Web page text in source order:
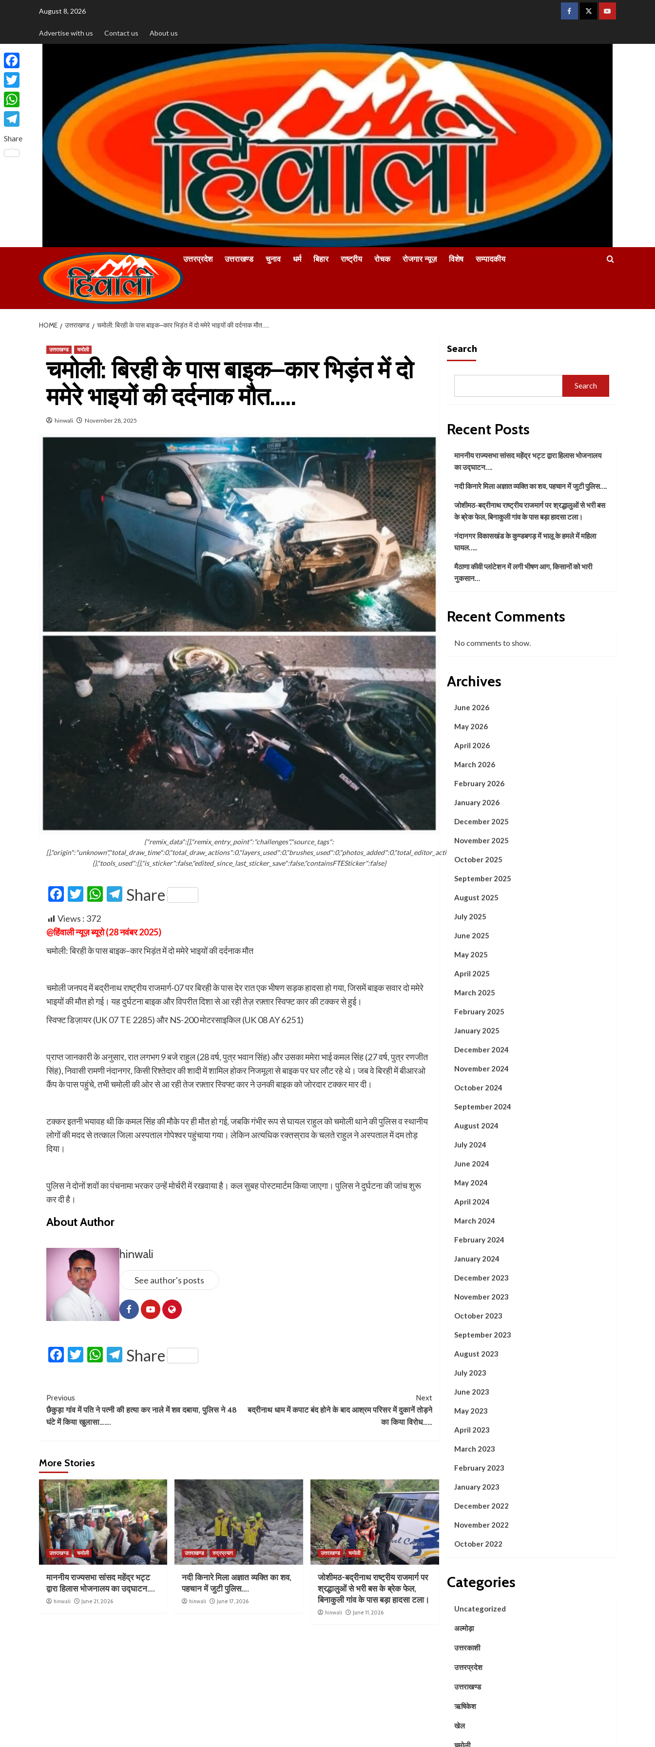
August 8, 2026
Advertise with us Contact us About us
उत्तरप्रदेश उत्तराखण्ड चुनाव धर्म बिहार राष्ट्रीय रोचक रोजगार न्यूज़ विशेष सम्पादकीय
HOME उत्तराखण्ड चमोली: बिरही के पास बाइक–कार भिड़ंत में दो ममेरे भाइयों की दर्दनाक मौत…..
उत्तराखण्ड चमोली
चमोली: बिरही के पास बाइक–कार भिड़ंत में दो
ममेरे भाइयों की दर्दनाक मौत…..
hinwali November 28, 2025
{"remix_data":[],"remix_entry_point":"challenges","source_tags":
[],"origin":"unknown","total_draw_time":0,"total_draw_actions":0,"layers_used":0,"brushes_used":0,"photos_added":0,"total_editor_actions":
{},"tools_used":{},"is_sticker":false,"edited_since_last_sticker_save":false,"containsFTESticker":false}
Facebook
Twitter
WhatsApp
Telegram
Share
Views : 372
@हिंवाली न्यूज़ ब्यूरो (28 नवंबर 2025)
चमोली: बिरही के पास बाइक–कार भिड़ंत में दो ममेरे भाइयों की दर्दनाक मौत
चमोली जनपद में बद्रीनाथ राष्ट्रीय राजमार्ग-07 पर बिरही के पास देर रात एक भीषण सड़क हादसा हो गया, जिसमें बाइक सवार दो ममेरे
भाइयों की मौत हो गई। यह दुर्घटना बाइक और विपरीत दिशा से आ रही तेज़ रफ़्तार स्विफ्ट कार की टक्कर से हुई।
स्विफ्ट डिज़ायर (UK 07 TE 2285) और NS-200 मोटरसाइकिल (UK 08 AY 6251)
प्राप्त जानकारी के अनुसार, रात लगभग 9 बजे राहुल (28 वर्ष, पुत्र भवान सिंह) और उसका ममेरा भाई कमल सिंह (27 वर्ष, पुत्र रणजीत
सिंह), निवासी रामणी नंदानगर, किसी रिश्तेदार की शादी में शामिल होकर निजमूला से बाइक पर घर लौट रहे थे। जब वे बिरही में बीआरओ
कैंप के पास पहुंचे, तभी चमोली की ओर से आ रही तेज रफ़्तार स्विफ्ट कार ने उनकी बाइक को जोरदार टक्कर मार दी।
टक्कर इतनी भयावह थी कि कमल सिंह की मौके पर ही मौत हो गई, जबकि गंभीर रूप से घायल राहुल को चमोली थाने की पुलिस व स्थानीय
लोगों की मदद से तत्काल जिला अस्पताल गोपेश्वर पहुंचाया गया। लेकिन अत्यधिक रक्तस्राव के चलते राहुल ने अस्पताल में दम तोड़
दिया।
पुलिस ने दोनों शवों का पंचनामा भरकर उन्हें मोर्चरी में रखवाया है। कल सुबह पोस्टमार्टम किया जाएगा। पुलिस ने दुर्घटना की जांच शुरू
कर दी है।
About Author
hinwali
See author's posts
Facebook
Twitter
WhatsApp
Telegram
Share
Previous
छैकुड़ा गांव में पति ने पत्नी की हत्या कर नाले में शव दबाया, पुलिस ने 48
घंटे में किया खुलासा…….
Next
बद्रीनाथ धाम में कपाट बंद होने के बाद आश्रम परिसर में दुकानें तोड़ने
का किया विरोध……
More Stories
उत्तराखण्ड चमोली
माननीय राज्यसभा सांसद महेंद्र भट्ट
द्वारा हिलास भोजनालय का उद्घाटन….
hinwali June 21, 2026
उत्तराखण्ड रुद्रप्रयाग
नदी किनारे मिला अज्ञात व्यक्ति का शव,
पहचान में जुटी पुलिस….
hinwali June 17, 2026
उत्तराखण्ड चमोली
जोशीमठ-बद्रीनाथ राष्ट्रीय राजमार्ग पर
श्रद्धालुओं से भरी बस के ब्रेक फेल,
बिनाकुली गांव के पास बड़ा हादसा टला।
hinwali June 11, 2026
Search
Search
Recent Posts
माननीय राज्यसभा सांसद महेंद्र भट्ट द्वारा हिलास भोजनालय
का उद्घाटन….
नदी किनारे मिला अज्ञात व्यक्ति का शव, पहचान में जुटी पुलिस….
जोशीमठ-बद्रीनाथ राष्ट्रीय राजमार्ग पर श्रद्धालुओं से भरी बस
के ब्रेक फेल, बिनाकुली गांव के पास बड़ा हादसा टला।
नंदानगर विकासखंड के कुण्डबगड़ में भालू के हमले में महिला
घायल…..
मैठाणा कीवी प्लांटेशन में लगी भीषण आग, किसानों को भारी
नुकसान…
Recent Comments
No comments to show.
Archives
June 2026
May 2026
April 2026
March 2026
February 2026
January 2026
December 2025
November 2025
October 2025
September 2025
August 2025
July 2025
June 2025
May 2025
April 2025
March 2025
February 2025
January 2025
December 2024
November 2024
October 2024
September 2024
August 2024
July 2024
June 2024
May 2024
April 2024
March 2024
February 2024
January 2024
December 2023
November 2023
October 2023
September 2023
August 2023
July 2023
June 2023
May 2023
April 2023
March 2023
February 2023
January 2023
December 2022
November 2022
October 2022
Categories
Uncategorized
अल्मोड़ा
उत्तरकाशी
उत्तरप्रदेश
उत्तराखण्ड
ऋषिकेश
खेल
चमोली
Facebook
Twitter
WhatsApp
Telegram
Share